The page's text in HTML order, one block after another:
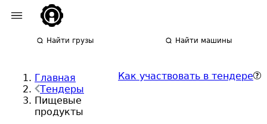
Найти грузы Найти машины
Главная
Тендеры
Пищевые
продукты
Как участвовать в тендере